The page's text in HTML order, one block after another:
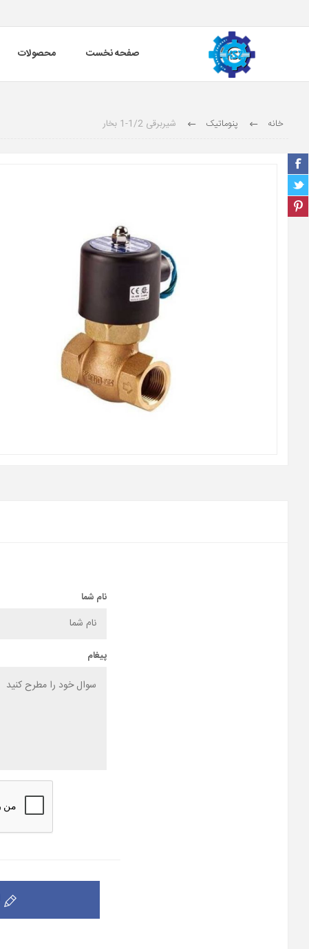
صفحه نخست محصولات
خانه پنوماتیک شیربرقی 1/2-1 بخار
نام شما
پیغام